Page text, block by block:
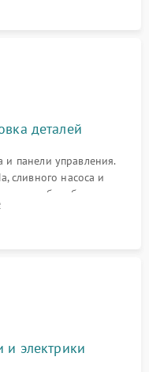
деталей
и панели управления.
сливного насоса и
барабана и
люка на разрывы.
и электрики